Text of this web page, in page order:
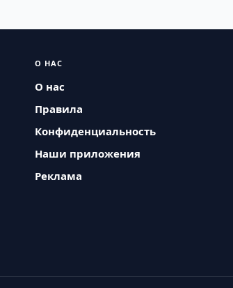
О НАС
О нас
Правила
Конфиденциальность
Наши приложения
Реклама